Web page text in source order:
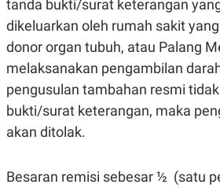
tanda bukti/surat keterangan
dikeluarkan oleh rumah sakit
donor organ tubuh, atau Palang
melaksanakan pengambilan
pengusulan tambahan resmi
bukti/surat keterangan, maka
akan ditolak.
Besaran remisi sebesar ½ (satu